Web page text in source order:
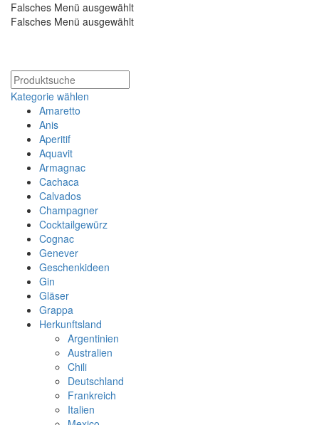
Falsches Menü ausgewählt
Falsches Menü ausgewählt
Kategorie wählen
Amaretto
Anis
Aperitif
Aquavit
Armagnac
Cachaca
Calvados
Champagner
Cocktailgewürz
Cognac
Genever
Geschenkideen
Gin
Gläser
Grappa
Herkunftsland
Argentinien
Australien
Chili
Deutschland
Frankreich
Italien